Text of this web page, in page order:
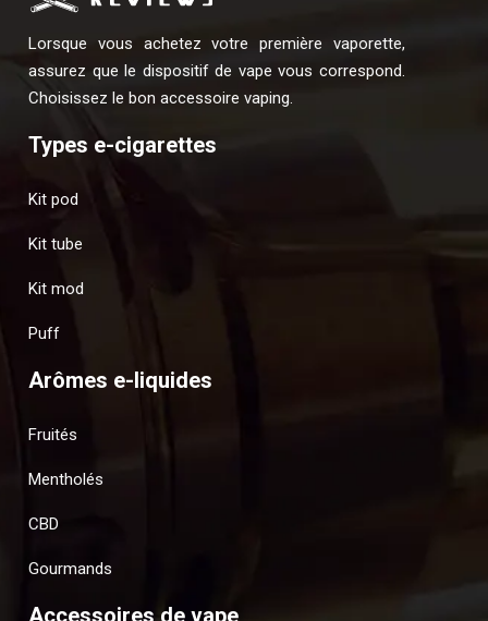
Lorsque vous achetez votre première vaporette,
assurez que le dispositif de vape vous correspond.
Choisissez le bon accessoire vaping.
Types e-cigarettes
Kit pod
Kit tube
Kit mod
Puff
Arômes e-liquides
Fruités
Mentholés
CBD
Gourmands